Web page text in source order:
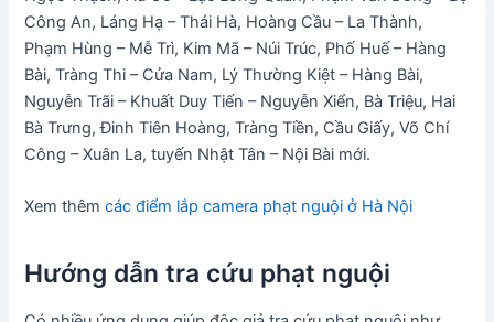
Công An, Láng Hạ – Thái Hà, Hoàng Cầu – La Thành,
Phạm Hùng – Mễ Trì, Kim Mã – Núi Trúc, Phố Huế – Hàng
Bài, Tràng Thi – Cửa Nam, Lý Thường Kiệt – Hàng Bài,
Nguyễn Trãi – Khuất Duy Tiến – Nguyễn Xiển, Bà Triệu, Hai
Bà Trưng, Đinh Tiên Hoàng, Tràng Tiền, Cầu Giấy, Võ Chí
Công – Xuân La, tuyến Nhật Tân – Nội Bài mới.
Xem thêmcác điểm lắp camera phạt nguội ở Hà Nội
Hướng dẫn tra cứu phạt nguội